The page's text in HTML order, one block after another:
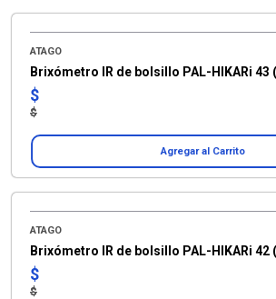
ATAGO
Brixómetro IR de bolsillo PAL-HIKARi 43
$
$
Agregar al Carrito
ATAGO
Brixómetro IR de bolsillo PAL-HIKARi 42
$
$